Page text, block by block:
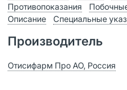
Противопоказания
Описание
Специальные
Производитель
Отисифарм Про АО, Россия